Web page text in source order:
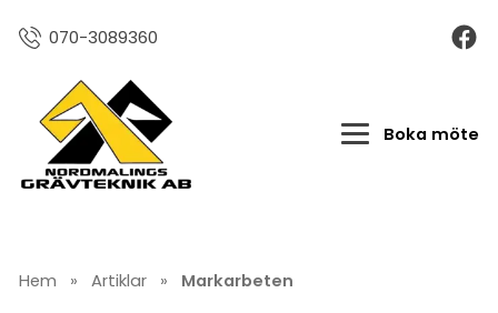
070-3089360
Boka möte
Hem » Artiklar » Markarbeten